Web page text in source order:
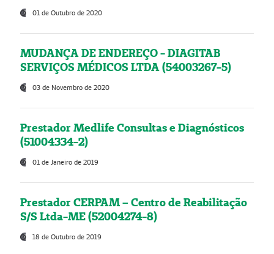
01 de Outubro de 2020
MUDANÇA DE ENDEREÇO - DIAGITAB
SERVIÇOS MÉDICOS LTDA (54003267-5)
03 de Novembro de 2020
Prestador Medlife Consultas e Diagnósticos
(51004334-2)
01 de Janeiro de 2019
Prestador CERPAM – Centro de Reabilitação
S/S Ltda-ME (52004274-8)
18 de Outubro de 2019